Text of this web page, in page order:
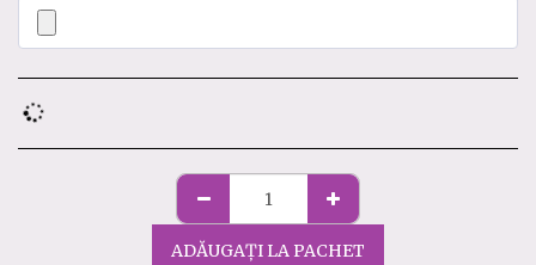
ADĂUGAȚI LA PACHET